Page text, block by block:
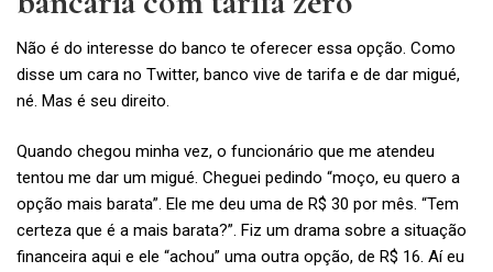
Não é do interesse do banco te oferecer essa opção. Como
disse um cara no Twitter, banco vive de tarifa e de dar migué,
né. Mas é seu direito.
Quando chegou minha vez, o funcionário que me atendeu
tentou me dar um migué. Cheguei pedindo “moço, eu quero a
opção mais barata”. Ele me deu uma de R$ 30 por mês. “Tem
certeza que é a mais barata?”. Fiz um drama sobre a situação
financeira aqui e ele “achou” uma outra opção, de R$ 16. Aí eu